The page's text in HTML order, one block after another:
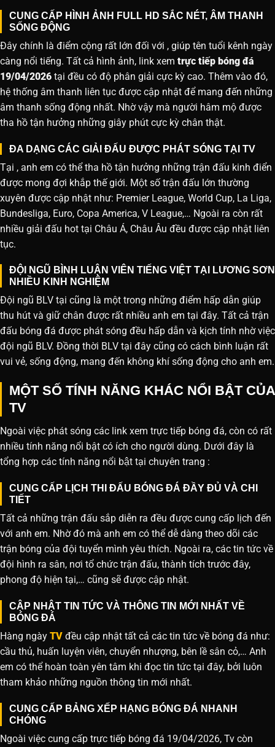
CUNG CẤP HÌNH ẢNH FULL HD SẮC NÉT, ÂM THANH
SỐNG ĐỘNG
Đây chính là điểm cộng rất lớn đối với , giúp tên tuổi kênh ngày
càng nổi tiếng. Tất cả hình ảnh, link xem trực tiếp bóng đá
19/04/2026 tại đều có độ phân giải cực kỳ cao. Thêm vào đó,
hệ thống âm thanh liên tục được cập nhật để mang đến những
âm thanh sống động nhất. Nhờ vậy mà người hâm mộ được
tha hồ tận hưởng những giây phút cực kỳ chân thật.
ĐA DẠNG CÁC GIẢI ĐẤU ĐƯỢC PHÁT SÓNG TẠI TV
Tại , anh em có thể tha hồ tận hưởng những trận đấu kinh điển
được mong đợi khắp thế giới. Một số trận đấu lớn thường
xuyên được cập nhật như: Premier League, World Cup, La Liga,
Bundesliga, Euro, Copa America, V League,… Ngoài ra còn rất
nhiều giải đấu hot tại Châu Á, Châu Âu đều được cập nhật liên
tục.
ĐỘI NGŨ BÌNH LUẬN VIÊN TIẾNG VIỆT TẠI LƯƠNG SƠN
NHIỀU KINH NGHIỆM
Đội ngũ BLV tại cũng là một trong những điểm hấp dẫn giúp
thu hút và giữ chân được rất nhiều anh em tại đây. Tất cả trận
đấu bóng đá được phát sóng đều hấp dẫn và kịch tính nhờ việc
đội ngũ BLV. Đồng thời BLV tại đây cũng có cách bình luận rất
vui vẻ, sống động, mang đến không khí sống động cho anh em.
MỘT SỐ TÍNH NĂNG KHÁC NỔI BẬT CỦA
TV
Ngoài việc phát sóng các link xem trực tiếp bóng đá, còn có rất
nhiều tính năng nổi bật có ích cho người dùng. Dưới đây là
tổng hợp các tính năng nổi bật tại chuyên trang :
CUNG CẤP LỊCH THI ĐẤU BÓNG ĐÁ ĐẦY ĐỦ VÀ CHI
TIẾT
Tất cả những trận đấu sắp diễn ra đều được cung cấp lịch đến
với anh em. Nhờ đó mà anh em có thể dễ dàng theo dõi các
trận bóng của đội tuyển mình yêu thích. Ngoài ra, các tin tức về
đội hình ra sân, nơi tổ chức trận đấu, thành tích trước đây,
phong độ hiện tại,… cũng sẽ được cập nhật.
CẬP NHẬT TIN TỨC VÀ THÔNG TIN MỚI NHẤT VỀ
BÓNG ĐÁ
Hàng ngày TV đều cập nhật tất cả các tin tức về bóng đá như:
cầu thủ, huấn luyện viên, chuyển nhượng, bên lề sân cỏ,… Anh
em có thể hoàn toàn yên tâm khi đọc tin tức tại đây, bởi luôn
tham khảo những nguồn thông tin mới nhất.
CUNG CẤP BẢNG XẾP HẠNG BÓNG ĐÁ NHANH
CHÓNG
Ngoài việc cung cấp trực tiếp bóng đá 19/04/2026, Tv còn